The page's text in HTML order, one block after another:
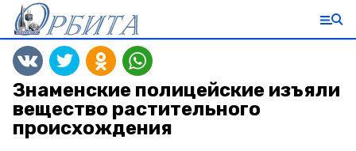
Знаменские полицейские изъяли
вещество растительного
происхождения